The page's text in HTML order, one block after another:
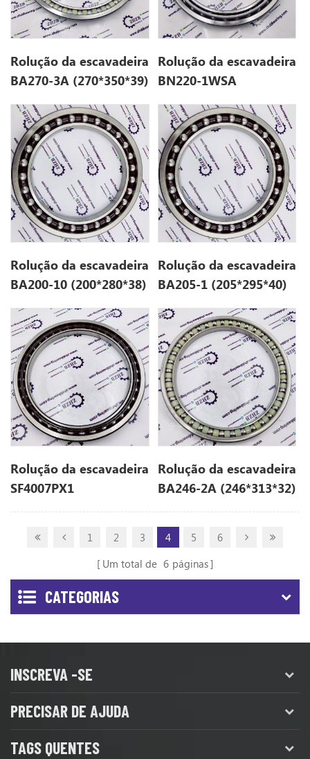
Rolução da escavadeira
BA270-3A (270*350*39)
Rolução da escavadeira
BN220-1WSA
Rolução da escavadeira
BA200-10 (200*280*38)
Rolução da escavadeira
BA205-1 (205*295*40)
Rolução da escavadeira
SF4007PX1
(200*250*25)
Rolução da escavadeira
BA246-2A (246*313*32)
1 2 3 4 5
6
Um total de 6 páginas
CATEGORIAS
INSCREVA -SE
PRECISAR DE AJUDA
TAGS QUENTES